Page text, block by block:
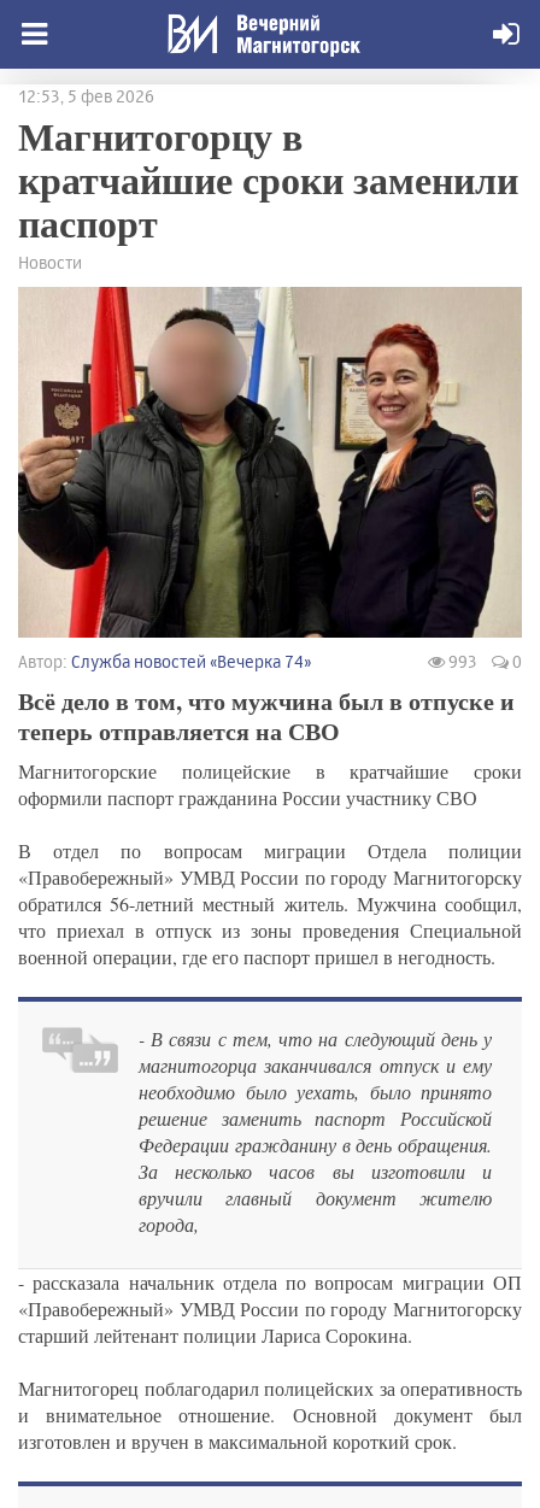
12:53, 5 фев 2026
Магнитогорцу в
кратчайшие сроки заменили
паспорт
Новости
Автор: Служба новостей «Вечерка 74» 993 0
Всё дело в том, что мужчина был в отпуске и
теперь отправляется на СВО
Магнитогорские полицейские в кратчайшие сроки
оформили паспорт гражданина России участнику СВО
В отдел по вопросам миграции Отдела полиции
«Правобережный» УМВД России по городу Магнитогорску
обратился 56-летний местный житель. Мужчина сообщил,
что приехал в отпуск из зоны проведения Специальной
военной операции, где его паспорт пришел в негодность.
- В связи с тем, что на следующий день у
магнитогорца заканчивался отпуск и ему
необходимо было уехать, было принято
решение заменить паспорт Российской
Федерации гражданину в день обращения.
За несколько часов вы изготовили и
вручили главный документ жителю
города,
- рассказала начальник отдела по вопросам миграции ОП
«Правобережный» УМВД России по городу Магнитогорску
старший лейтенант полиции Лариса Сорокина.
Магнитогорец поблагодарил полицейских за оперативность
и внимательное отношение. Основной документ был
изготовлен и вручен в максимальной короткий срок.